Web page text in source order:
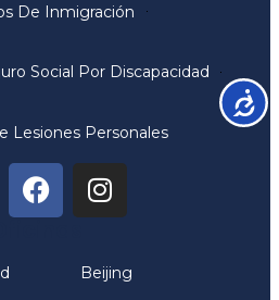
De Inmigración
Social Por Discapacidad
Lesiones Personales
Beijing